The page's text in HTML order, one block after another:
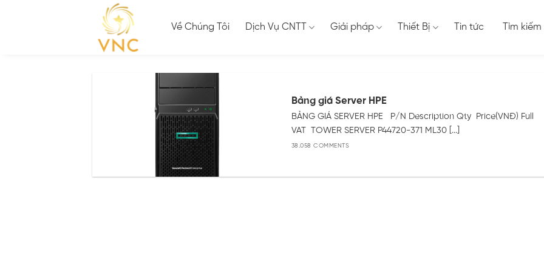
Về Chúng Tôi Dịch Vụ CNTT Giải pháp Thiết Bị Tin tức Tìm kiếm
Bảng giá Server HPE
BẢNG GIÁ SERVER HPE P/N Description Qty Price(VNĐ) Full
VAT TOWER SERVER P44720-371 ML30 [...]
38.058 COMMENTS